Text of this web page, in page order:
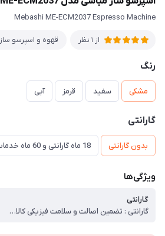
Mebashi ME-ECM2037 Espresso Machine
از 1 نظر قهوه و اسپرسو ساز
رنگ
مشکی سفید قرمز آبی
گارانتی
بدون گارانتی 18 ماه گارانتی و 60 ماه خدمات پس از فروش و ضمانت تعویض
ویژگی‌ها
گارانتی
گارانتی : تضمین اصالت و سلامت فیزیکی کالا (اورجینال)